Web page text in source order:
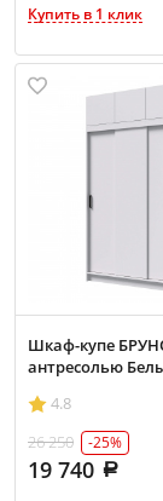
Купить в 1 клик
Шкаф-купе
антресолью
4.8
26 250
-25%
19 740